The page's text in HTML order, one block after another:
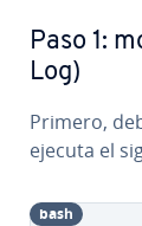
Paso 1:
Log)
Primero,
ejecuta el
bash